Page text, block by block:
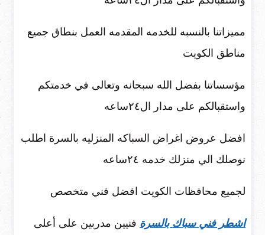
مميزاتنا بالنسبه للخدمه المقدمه العمل بنطاق جميع
مناطق الكويت
مؤسساتنا بفضل الله سبحانه وتعالى في خدمتكم
واستقبالكم على مدار ال٢٤ساعه
افضل عروض اغراض السباكه المنزليه بالسرة اطلب
نوصلك الي منزلك خدمه ٢٤ساعه
لجميع محافظات الكويت افضل فني متخصص
اشطر فني سباك بالسرة فنيين مدربين على أعلى